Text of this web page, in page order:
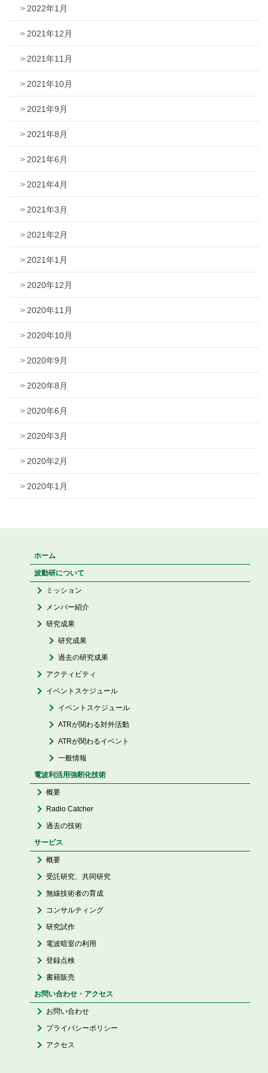
2022年1月
2021年12月
2021年11月
2021年10月
2021年9月
2021年8月
2021年6月
2021年4月
2021年3月
2021年2月
2021年1月
2020年12月
2020年11月
2020年10月
2020年9月
2020年8月
2020年6月
2020年3月
2020年2月
2020年1月
ホーム
波動研について
ミッション
メンバー紹介
研究成果
研究成果
過去の研究成果
アクティビティ
イベントスケジュール
イベントスケジュール
ATRが関わる対外活動
ATRが関わるイベント
一般情報
電波利活用強靭化技術
概要
Radio Catcher
過去の技術
サービス
概要
受託研究、共同研究
無線技術者の育成
コンサルティング
研究試作
電波暗室の利用
登録点検
書籍販売
お問い合わせ・アクセス
お問い合わせ
プライバシーポリシー
アクセス